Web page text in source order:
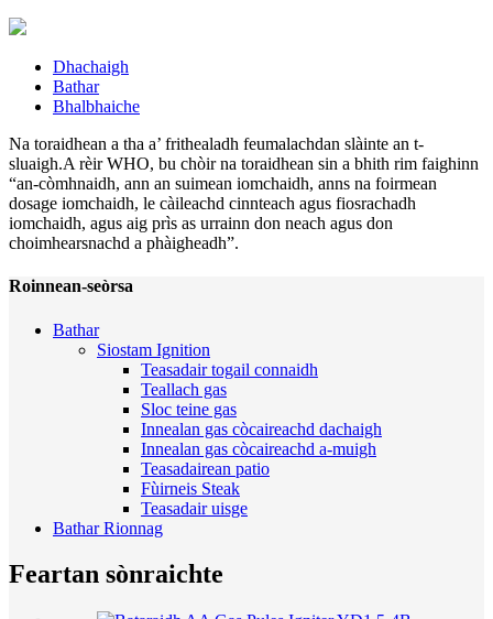
Dhachaigh
Bathar
Bhalbhaiche
Na toraidhean a tha a’ frithealadh feumalachdan slàinte an t-
sluaigh.A rèir WHO, bu chòir na toraidhean sin a bhith rim faighinn
“an-còmhnaidh, ann an suimean iomchaidh, anns na foirmean
dosage iomchaidh, le càileachd cinnteach agus fiosrachadh
iomchaidh, agus aig prìs as urrainn don neach agus don
choimhearsnachd a phàigheadh”.
Roinnean-seòrsa
Bathar
Siostam Ignition
Teasadair togail connaidh
Teallach gas
Sloc teine ​​​​gas
Innealan gas còcaireachd dachaigh
Innealan gas còcaireachd a-muigh
Teasadairean patio
Fùirneis Steak
Teasadair uisge
Bathar Rionnag
Feartan sònraichte